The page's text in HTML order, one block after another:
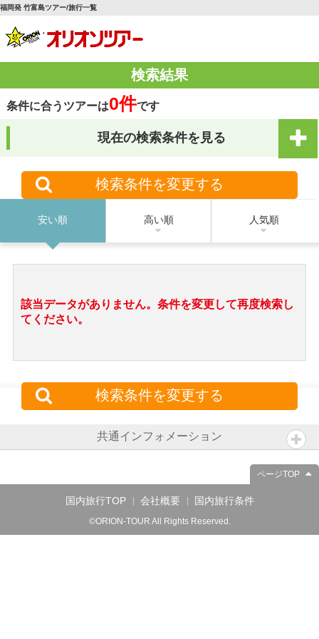
福岡発 竹富島ツアー/旅行一覧
検索結果
条件に合うツアーは0件です
現在の検索条件を見る
検索条件を変更する
安い順 高い順 人気順
該当データがありません。条件を変更して再度検索し
てください。
検索条件を変更する
共通インフォメーション
ページTOP
国内旅行TOP 会社概要 国内旅行条件
©ORION-TOUR All Rights Reserved.